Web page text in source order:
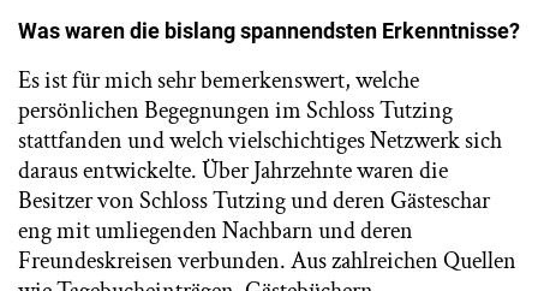
Was waren die bislang spannendsten Erkenntnisse?
Es ist für mich sehr bemerkenswert, welche
persönlichen Begegnungen im Schloss Tutzing
stattfanden und welch vielschichtiges Netzwerk sich
daraus entwickelte. Über Jahrzehnte waren die
Besitzer von Schloss Tutzing und deren Gästeschar
eng mit umliegenden Nachbarn und deren
Freundeskreisen verbunden. Aus zahlreichen Quellen